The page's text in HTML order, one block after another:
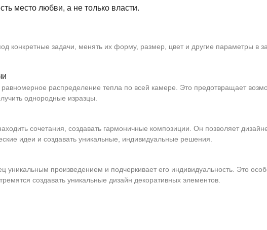
место любви, а не только власти.
конкретные задачи, менять их форму, размер, цвет и другие параметры в
распределение тепла по всей камере. Это предотвращает
однородные изразцы.
сочетания, создавать гармоничные композиции. Он позволяет
идеи и создавать уникальные, индивидуальные решения.
уникальным произведением и подчеркивает его индивидуальность. Это
создавать уникальные дизайн декоративных элементов.